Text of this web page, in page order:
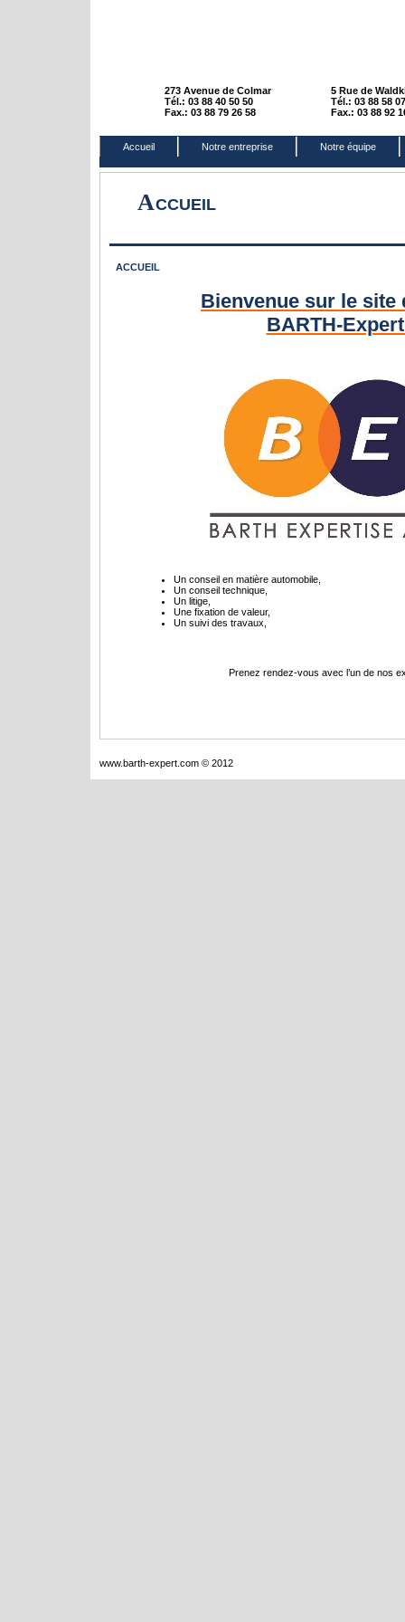
273 Avenue de Colmar
Tél.: 03 88 40 50 50
Fax.: 03 88 79 26 58
5 Rue de
Tél.: 03 88 58
Fax.: 03 88 92
Accueil Notre entreprise Notre équipe
ACCUEIL
ACCUEIL
Bienvenue sur le site
BARTH-
Un conseil en matière automobile,
Un conseil technique,
Un litige,
Une fixation de valeur,
Un suivi des travaux,
Prenez rendez-vous avec l’un de nos
www.barth-expert.com © 2012